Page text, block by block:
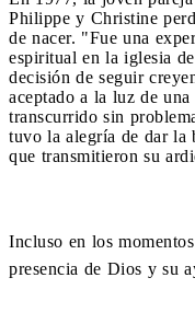
Philippe y Christine
de nacer. "Fue una
espiritual en la iglesia
decisión de seguir
aceptado a la luz de
transcurrido sin
tuvo la alegría de dar la
que transmitieron su
Incluso en los
presencia de Dios y su